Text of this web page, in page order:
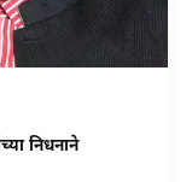
निधनाने